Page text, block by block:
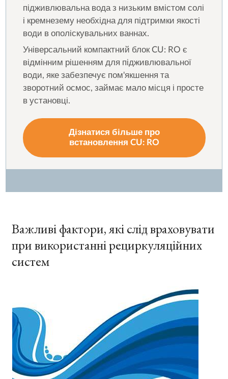
підживлювальна вода з низьким вмістом солі
і кремнезему необхідна для підтримки якості
води в ополіскувальних ваннах.
Універсальний компактний блок CU: RO є
відмінним рішенням для підживлювальної
води, яке забезпечує пом'якшення та
зворотний осмос, займає мало місця і просте
в установці.
Дізнатися більше про
встановлення CU: RO
Важливі фактори, які слід враховувати
при використанні рециркуляційних
систем